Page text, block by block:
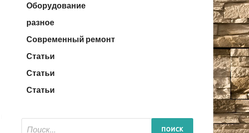
Оборудование
разное
Современный ремонт
Статьи
Статьи
Статьи